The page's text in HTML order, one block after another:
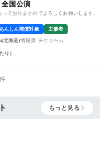
全国公演
ておりますのでよろしくお願いします。
んしん補償対象 主催者
北海道)情報源: チケジャム
り）
もっと見る